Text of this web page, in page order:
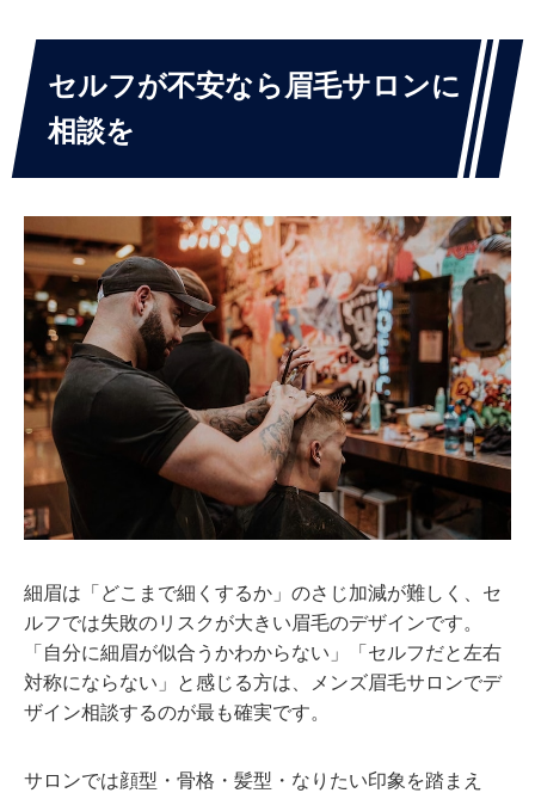
セルフが不安なら眉毛サロンに
相談を
細眉は「どこまで細くするか」のさじ加減が難しく、セ
ルフでは失敗のリスクが大きい眉毛のデザインです。
「自分に細眉が似合うかわからない」「セルフだと左右
対称にならない」と感じる方は、メンズ眉毛サロンでデ
ザイン相談するのが最も確実です。
サロンでは顔型・骨格・髪型・なりたい印象を踏まえ